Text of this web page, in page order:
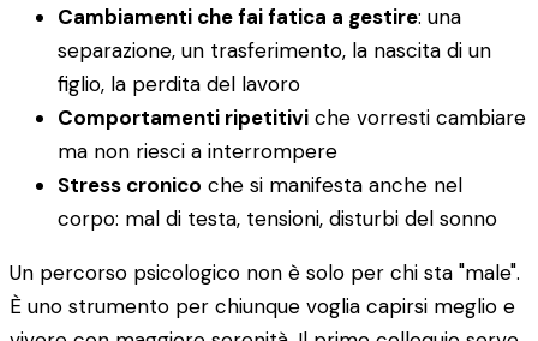
Cambiamenti che fai fatica a gestire: una
separazione, un trasferimento, la nascita di un
figlio, la perdita del lavoro
Comportamenti ripetitivi che vorresti cambiare
ma non riesci a interrompere
Stress cronico che si manifesta anche nel
corpo: mal di testa, tensioni, disturbi del sonno
Un percorso psicologico non è solo per chi sta "male".
È uno strumento per chiunque voglia capirsi meglio e